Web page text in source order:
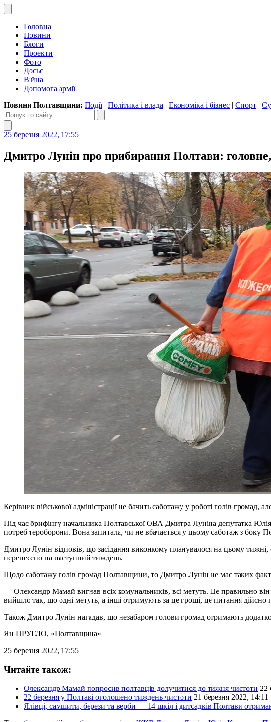
Головна
Новини
Блоги
Проекти
Фото
Досьє
Війна
Допомога армії
Новини Полтавщини: Події| Політика і влада | Економіка і бізнес | Спорт |
25 березня 2022, 17:55
Дмитро Лунін про прибирання Полтави:
Керівник військової адміністрації не бачить саботажу у роботі голів
Під час брифінгу начальника Полтавської ОВА Дмитра Луніна депутатка
потреб тероборони. Вона запитала, чи не вбачається у цьому саботаж з боку
Дмитро Лунін відповів, що засідання виконкому планувалося на цьому
перенесено на наступний тиждень.
Щодо саботажу голів громад Полтавщини, то Дмитро Лунін не має таких
— Олександр Мамай вигнав всіх комунальників, всі метуть. Це правильно
вийшло так, що одні метуть, а інші отримують за це гроші, це питання дійсно
Також Дмитро Лунін нагадав, що незабаром голови громад отримають
Ян ПРУГЛО, «Полтавщина»
25 березня 2022, 17:55
Читайте також:
Олександр Мамай попросив полтавців долучитися до тижня чистоти 22
22 березня у Полтаві оголошено тиждень чистоти 21 березня 2022, 14:11
Ялівці, самшити, берези та верби — 14 шкіл і дитсадків Полтави